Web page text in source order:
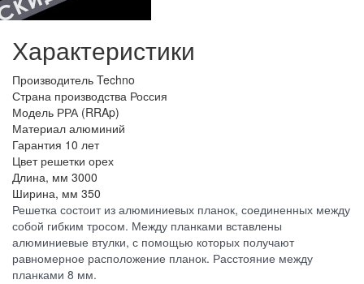
Характеристики
Производитель Techno
Страна производства Россия
Модель РРА (RRAp)
Материал алюминий
Гарантия 10 лет
Цвет решетки орех
Длина, мм 3000
Ширина, мм 350
Решетка состоит из алюминиевых планок, соединенных между
собой гибким тросом. Между планками вставлены
алюминиевые втулки, с помощью которых получают
равномерное расположение планок. Расстояние между
планками 8 мм.